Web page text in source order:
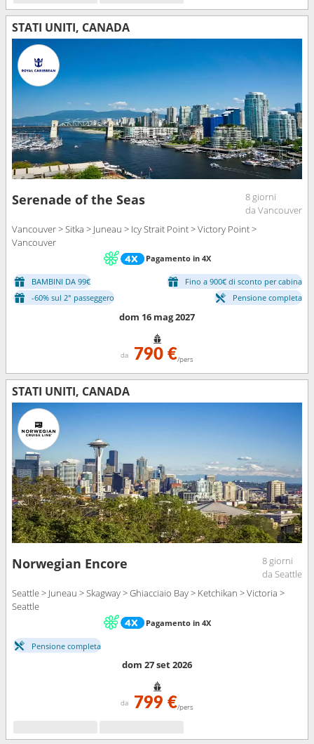
STATI UNITI, CANADA
Serenade of the Seas
8 giorni
da Vancouver
Vancouver > Sitka > Juneau > Icy Strait Point > Victory Point >
Vancouver
Pagamento in 4X
BAMBINI DA 99€
Fino a 900€ di sconto per cabina
-60% sul 2° passeggero
Pensione completa
dom 16 mag 2027
da 790 €/pers
STATI UNITI, CANADA
Norwegian Encore
8 giorni
da Seattle
Seattle > Juneau > Skagway > Ghiacciaio Bay > Ketchikan > Victoria >
Seattle
Pagamento in 4X
Pensione completa
dom 27 set 2026
da 799 €/pers